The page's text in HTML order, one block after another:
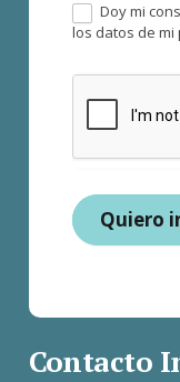
Doy mi
los datos de mi
Quiero
Contacto